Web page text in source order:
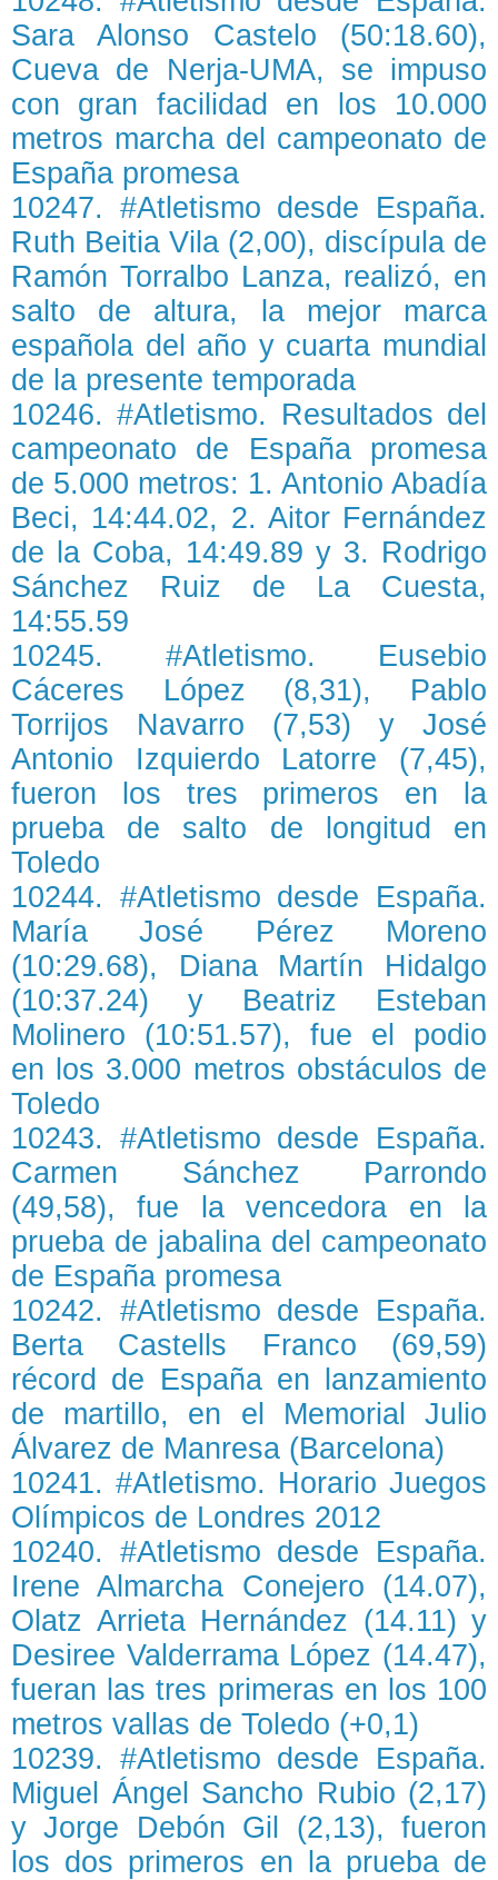
Sara Alonso Castelo (50:18.60),
Cueva de Nerja-UMA, se impuso
con gran facilidad en los 10.000
metros marcha del campeonato de
España promesa
10247. #Atletismo desde España.
Ruth Beitia Vila (2,00), discípula de
Ramón Torralbo Lanza, realizó, en
salto de altura, la mejor marca
española del año y cuarta mundial
de la presente temporada
10246. #Atletismo. Resultados del
campeonato de España promesa
de 5.000 metros: 1. Antonio Abadía
Beci, 14:44.02, 2. Aitor Fernández
de la Coba, 14:49.89 y 3. Rodrigo
Sánchez Ruiz de La Cuesta,
14:55.59
10245. #Atletismo. Eusebio
Cáceres López (8,31), Pablo
Torrijos Navarro (7,53) y José
Antonio Izquierdo Latorre (7,45),
fueron los tres primeros en la
prueba de salto de longitud en
Toledo
10244. #Atletismo desde España.
María José Pérez Moreno
(10:29.68), Diana Martín Hidalgo
(10:37.24) y Beatriz Esteban
Molinero (10:51.57), fue el podio
en los 3.000 metros obstáculos de
Toledo
10243. #Atletismo desde España.
Carmen Sánchez Parrondo
(49,58), fue la vencedora en la
prueba de jabalina del campeonato
de España promesa
10242. #Atletismo desde España.
Berta Castells Franco (69,59)
récord de España en lanzamiento
de martillo, en el Memorial Julio
Álvarez de Manresa (Barcelona)
10241. #Atletismo. Horario Juegos
Olímpicos de Londres 2012
10240. #Atletismo desde España.
Irene Almarcha Conejero (14.07),
Olatz Arrieta Hernández (14.11) y
Desiree Valderrama López (14.47),
fueran las tres primeras en los 100
metros vallas de Toledo (+0,1)
10239. #Atletismo desde España.
Miguel Ángel Sancho Rubio (2,17)
y Jorge Debón Gil (2,13), fueron
los dos primeros en la prueba de